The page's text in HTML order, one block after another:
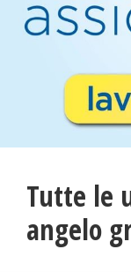
Tutte le
angelo